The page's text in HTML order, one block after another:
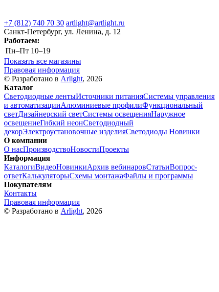
+7 (812) 740 70 30 artlight@artlight.ru
Санкт-Петербург, ул. Ленина, д. 12
Работаем:
Пн–Пт 10–19
Показать все магазины
Правовая информация
© Разработано в Arlight, 2026
Каталог
Светодиодные лентыИсточники питанияСистемы управления
и автоматизацииАлюминиевые профилиФункциональный
светДизайнерский светСистемы освещенияНаружное
освещениеГибкий неонСветодиодный
декорЭлектроустановочные изделияСветодиоды Новинки
О компании
О насПроизводствоНовостиПроекты
Информация
КаталогиВидеоНовинкиАрхив вебинаровСтатьиВопрос-
ответКалькуляторыСхемы монтажаФайлы и программы
Покупателям
Контакты
Правовая информация
© Разработано в Arlight, 2026